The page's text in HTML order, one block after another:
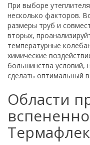
При выборе
несколько факторов.
размеры труб и
вторых,
температурные
химические
большинства условий,
сделать оптимальный
Области